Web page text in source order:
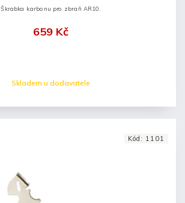
Skladem u dodavatele
659 Kč
Škrabka karbonu pro zbraň AR10.
Kód: 1101